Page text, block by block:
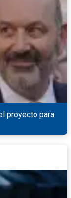
proyecto para